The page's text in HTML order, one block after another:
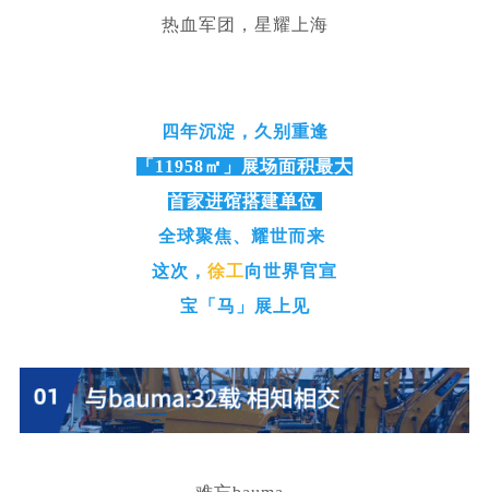
热血军团，星耀上海
四年沉淀，久别重逢
「11958㎡」展场面积最大
首家进馆搭建单位
全球聚焦、耀世而来
这次， 徐工向世界官宣
宝「马」展上见